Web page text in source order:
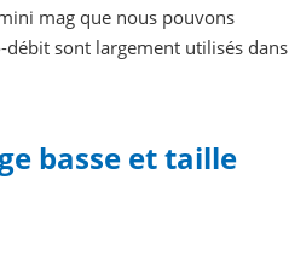
mag que nous pouvons
sont largement utilisés dans
basse et taille